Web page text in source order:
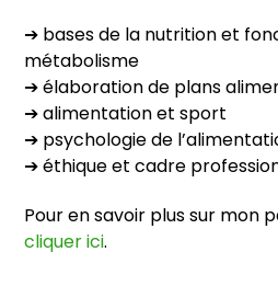
➔ bases de la nutrition et
métabolisme
➔ élaboration de plans
➔ alimentation et sport
➔ psychologie de
➔ éthique et cadre
Pour en savoir plus sur mon
cliquer ici.